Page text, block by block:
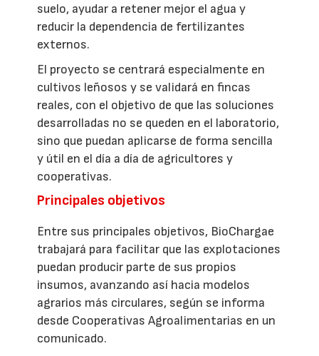
suelo, ayudar a retener mejor el agua y
reducir la dependencia de fertilizantes
externos.
El proyecto se centrará especialmente en
cultivos leñosos y se validará en fincas
reales, con el objetivo de que las soluciones
desarrolladas no se queden en el laboratorio,
sino que puedan aplicarse de forma sencilla
y útil en el día a día de agricultores y
cooperativas.
Principales objetivos
Entre sus principales objetivos, BioChargae
trabajará para facilitar que las explotaciones
puedan producir parte de sus propios
insumos, avanzando así hacia modelos
agrarios más circulares, según se informa
desde Cooperativas Agroalimentarias en un
comunicado.